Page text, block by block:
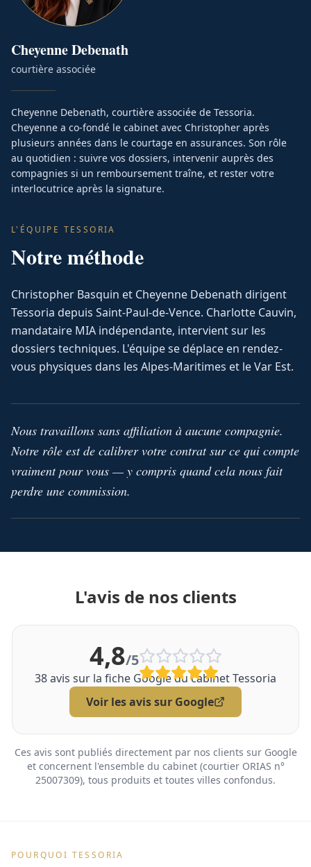
CheyenneDebenath
courtière associée
Cheyenne Debenath, courtière associée de Tessoria.
Cheyenne a co-fondé le cabinet avec Christopher après
plusieurs années dans le courtage en assurances. Son rôle
au quotidien : suivre vos dossiers, intervenir auprès des
compagnies si un remboursement traîne, et rester votre
interlocutrice après la signature.
L'ÉQUIPE TESSORIA
Notre méthode
Christopher Basquin et Cheyenne Debenath dirigent
Tessoria depuis Saint-Paul-de-Vence. Charlotte Cauvin,
mandataire MIA indépendante, intervient sur les
dossiers techniques. L'équipe se déplace en rendez-
vous physiques dans les Alpes-Maritimes et le Var Est.
Nous travaillons sans affiliation à aucune compagnie.
Notre rôle est de calibrer votre contrat sur ce qui compte
vraiment pour vous — y compris quand cela nous fait
perdre une commission.
L'avis de nos clients
4,8/5
38avis sur la fiche Google du cabinet Tessoria
Voir les avis sur Google
Ces avis sont publiés directement par nos clients sur Google
et concernent l'ensemble du cabinet (courtier ORIAS n°
25007309), tous produits et toutes villes confondus.
POURQUOI TESSORIA